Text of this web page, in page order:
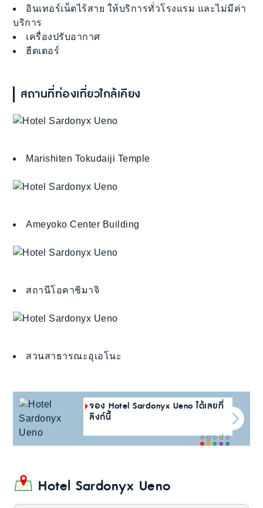
อินเทอร์เน็ตไร้สาย ให้บริการทั่วโรงแรม และไม่มีค่า
บริการ
เครื่องปรับอากาศ
ฮีตเตอร์
สถานที่ท่องเที่ยวใกล้เคียง
‪Marishiten Tokudaiji‬ Temple
Ameyoko Center Building
สถานีโอคาชิมาจิ
สวนสาธารณะอุเอโนะ
จอง Hotel Sardonyx Ueno ได้เลยที่
ลิงก์นี้
Hotel Sardonyx Ueno